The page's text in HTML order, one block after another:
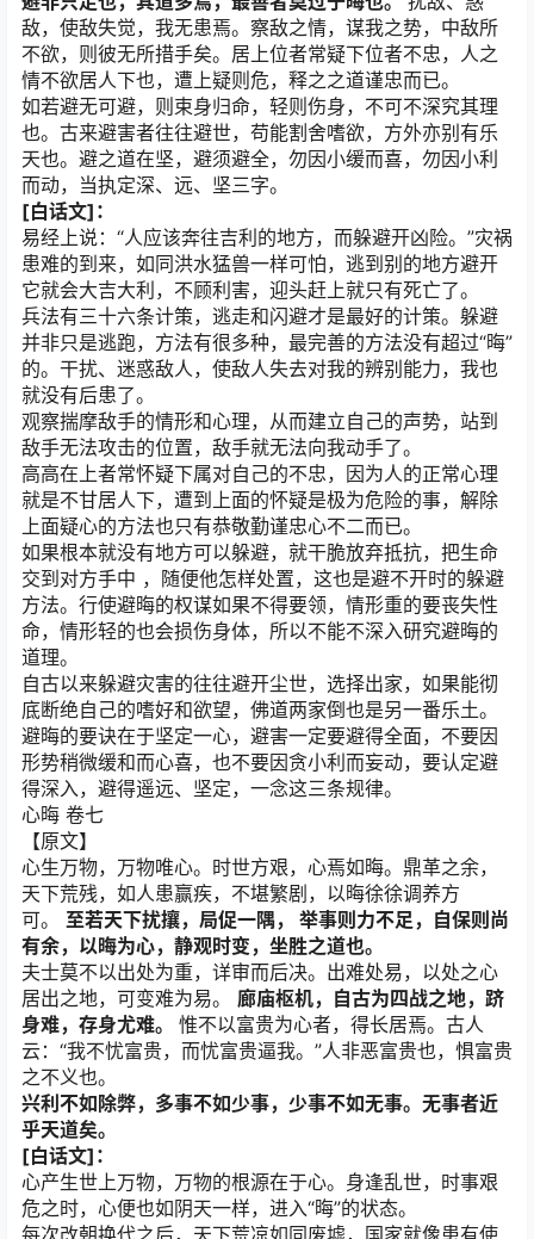
敌，使敌失觉，我无患焉。察敌之情，谋我之势，中敌所
不欲，则彼无所措手矣。居上位者常疑下位者不忠，人之
情不欲居人下也，遭上疑则危，释之之道谨忠而已。
如若避无可避，则束身归命，轻则伤身，不可不深究其理
也。古来避害者往往避世，苟能割舍嗜欲，方外亦别有乐
天也。避之道在坚，避须避全，勿因小缓而喜，勿因小利
而动，当执定深、远、坚三字。
[白话文]：
易经上说：“人应该奔往吉利的地方，而躲避开凶险。”灾祸
患难的到来，如同洪水猛兽一样可怕，逃到别的地方避开
它就会大吉大利，不顾利害，迎头赶上就只有死亡了。
兵法有三十六条计策，逃走和闪避才是最好的计策。躲避
并非只是逃跑，方法有很多种，最完善的方法没有超过“晦”
的。干扰、迷惑敌人，使敌人失去对我的辨别能力，我也
就没有后患了。
观察揣摩敌手的情形和心理，从而建立自己的声势，站到
敌手无法攻击的位置，敌手就无法向我动手了。
高高在上者常怀疑下属对自己的不忠，因为人的正常心理
就是不甘居人下，遭到上面的怀疑是极为危险的事，解除
上面疑心的方法也只有恭敬勤谨忠心不二而已。
如果根本就没有地方可以躲避，就干脆放弃抵抗，把生命
交到对方手中 ，随便他怎样处置，这也是避不开时的躲避
方法。行使避晦的权谋如果不得要领，情形重的要丧失性
命，情形轻的也会损伤身体，所以不能不深入研究避晦的
道理。
自古以来躲避灾害的往往避开尘世，选择出家，如果能彻
底断绝自己的嗜好和欲望，佛道两家倒也是另一番乐土。
避晦的要诀在于坚定一心，避害一定要避得全面，不要因
形势稍微缓和而心喜，也不要因贪小利而妄动，要认定避
得深入，避得遥远、坚定，一念这三条规律。
心晦 卷七
【原文】
心生万物，万物唯心。时世方艰，心焉如晦。鼎革之余，
天下荒残，如人患赢疾，不堪繁剧，以晦徐徐调养方
可。 至若天下扰攘，局促一隅， 举事则力不足，自保则尚
有余，以晦为心，静观时变，坐胜之道也。
夫士莫不以出处为重，详审而后决。出难处易，以处之心
居出之地，可变难为易。 廊庙枢机，自古为四战之地，跻
身难，存身尤难。 惟不以富贵为心者，得长居焉。古人
云：“我不忧富贵，而忧富贵逼我。”人非恶富贵也，惧富贵
之不义也。
兴利不如除弊，多事不如少事，少事不如无事。无事者近
乎天道矣。
[白话文]：
心产生世上万物，万物的根源在于心。身逢乱世，时事艰
危之时，心便也如阴天一样，进入“晦”的状态。